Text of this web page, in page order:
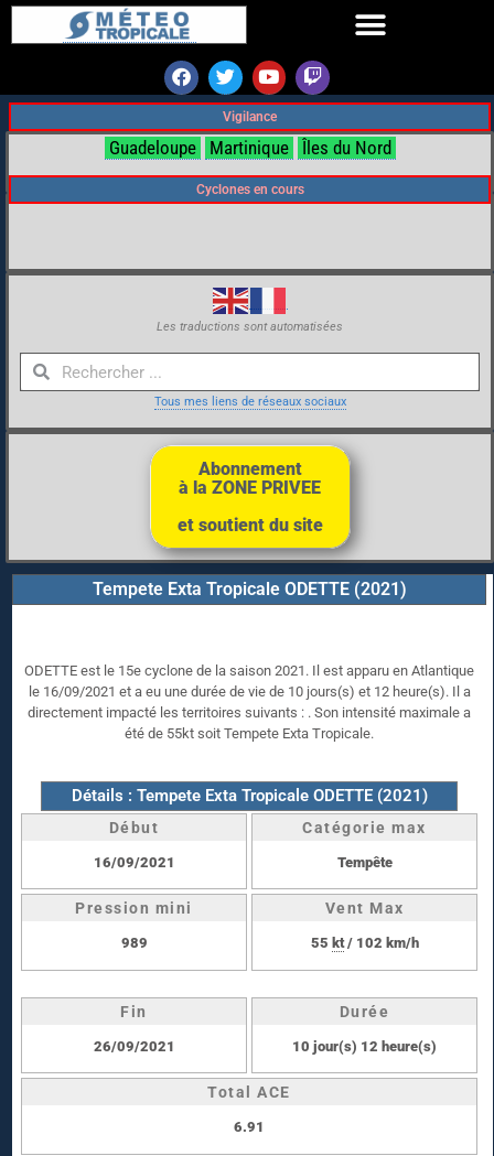
Vigilance
Guadeloupe Martinique Îles du Nord
Cyclones en cours
Les traductions sont automatisées
Tous mes liens de réseaux sociaux
Abonnement
à la ZONE PRIVEE
et soutient du site
Tempete Exta Tropicale ODETTE (2021)
ODETTE est le 15e cyclone de la saison 2021. Il est apparu en Atlantique
le 16/09/2021 et a eu une durée de vie de 10 jours(s) et 12 heure(s). Il a
directement impacté les territoires suivants : . Son intensité maximale a
été de 55kt soit Tempete Exta Tropicale.
Détails : Tempete Exta Tropicale ODETTE (2021)
Début
16/09/2021
Catégorie max
Tempête
Pression mini
989
Vent Max
55 kt/ 102 km/h
Fin
26/09/2021
Durée
10 jour(s) 12 heure(s)
Total ACE
6.91